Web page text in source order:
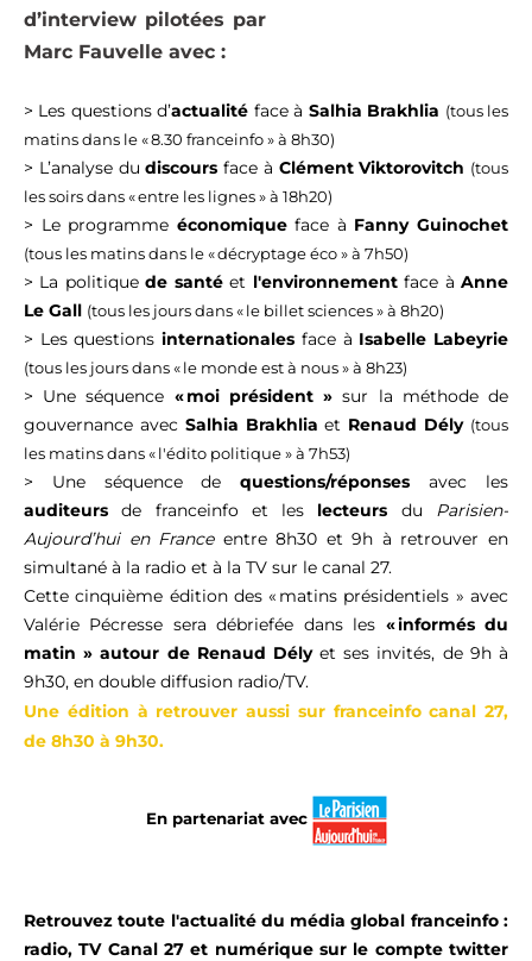
d’interview pilotées par
Marc Fauvelle avec :
> Les questions d’actualité face à Salhia Brakhlia (tous les
matins dans le « 8.30 franceinfo » à 8h30)
> L’analyse dudiscours face à Clément Viktorovitch (tous
les soirs dans « entre les lignes » à 18h20)
> Le programme économiqueface à Fanny Guinochet
(tous les matins dans le « décryptage éco » à 7h50)
> La politiquede santéet l'environnementface àAnne
Le Gall (tous les jours dans « le billet sciences » à 8h20)
> Les questionsinternationales face à Isabelle Labeyrie
(tous les jours dans « le monde est à nous » à 8h23)
> Une séquence « moi président » sur la méthode de
gouvernance avec Salhia Brakhlia et Renaud Dély (tous
les matins dans « l'édito politique » à 7h53)
> Une séquence dequestions/réponses avec les
auditeurs de franceinfo et les lecteurs du Parisien-
Aujourd’hui en Franceentre 8h30 et 9h à retrouver en
simultané à la radio et à la TV sur le canal 27.
Cette cinquième édition des « matins présidentiels » avec
Valérie Pécresse sera débriefée dans les « informés du
matin » autour de Renaud Délyet ses invités, de 9h à
9h30, en double diffusion radio/TV.
Une édition à retrouver aussi sur franceinfo canal 27,
de 8h30 à 9h30.
En partenariat avec
Retrouvez toute l'actualité du média global franceinfo:
radio, TV Canal 27 et numérique sur le compte twitter